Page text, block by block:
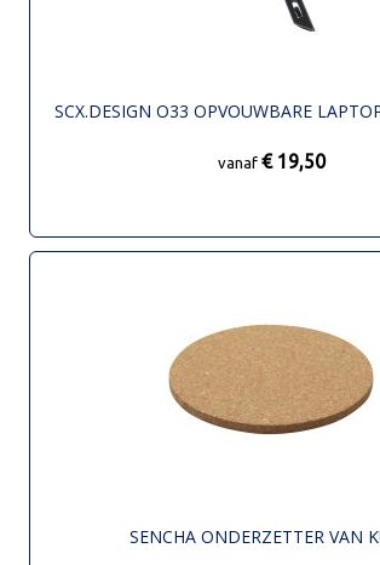
SCX.DESIGN O33 OPVOUWBARE
vanaf € 19,50
SENCHA ONDERZETTER VAN